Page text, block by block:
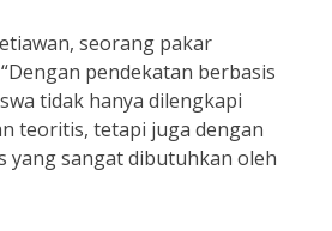
seorang pakar
pendekatan berbasis
tidak hanya dilengkapi
teoritis, tetapi juga dengan
yang sangat dibutuhkan oleh